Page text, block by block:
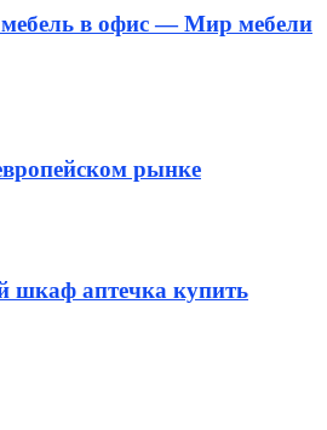
в офис — Мир мебели
рынке
шкаф аптечка купить